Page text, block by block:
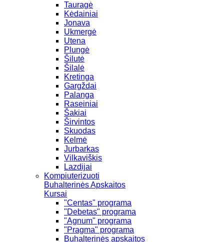
Tauragė
Kėdainiai
Jonava
Ukmergė
Utena
Plungė
Šilutė
Šilalė
Kretinga
Gargždai
Palanga
Raseiniai
Šakiai
Širvintos
Skuodas
Kelmė
Jurbarkas
Vilkaviškis
Lazdijai
Kompiuterizuoti
Buhalterinės Apskaitos
Kursai
"Centas" programa
"Debetas" programa
"Agnum" programa
"Pragma" programa
Buhalterinės apskaitos